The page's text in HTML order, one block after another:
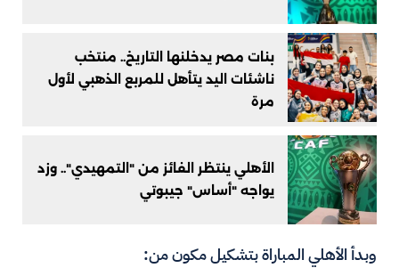
بنات مصر يدخلنها التاريخ.. منتخب
ناشئات اليد يتأهل للمربع الذهبي لأول
مرة
الأهلي ينتظر الفائز من "التمهيدي".. وزد
يواجه "أساس" جيبوتي
وبدأ الأهلي المباراة بتشكيل مكون من: